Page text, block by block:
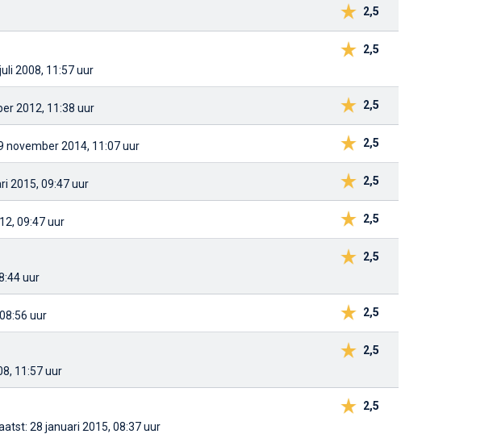
2,5
2,5
2008, 11:57 uur
2,5
2012, 11:38 uur
2,5
november 2014, 11:07 uur
2,5
2015, 09:47 uur
2,5
09:47 uur
2,5
uur
2,5
uur
2,5
11:57 uur
2,5
28 januari 2015, 08:37 uur